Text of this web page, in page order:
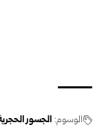
الوسوم:الجسور